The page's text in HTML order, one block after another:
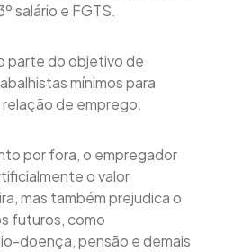
salário e FGTS.
parte do objetivo de
mínimos para
de emprego.
por fora, o empregador
o valor
mas também prejudica o
futuros, como
doença, pensão e demais